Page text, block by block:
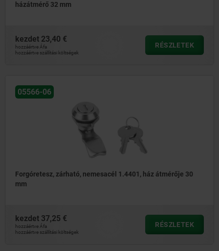
házátmérő 32 mm
kezdet 23,40 €
hozzáértve Áfa
hozzáértve szállítási költségek
RÉSZLETEK
05566-06
Forgóretesz, zárható, nemesacél 1.4401, ház átmérője 30
mm
kezdet 37,25 €
hozzáértve Áfa
hozzáértve szállítási költségek
RÉSZLETEK